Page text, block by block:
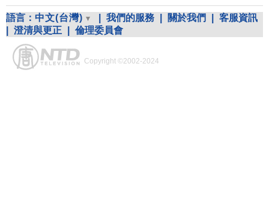
語言： 中文(台灣) 我們的服務 關於我們
客服資訊
澄清與更正 倫理委員會
Copyright ©2002-2024